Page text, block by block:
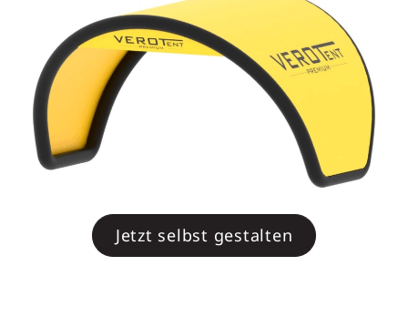
Jetzt selbst gestalten